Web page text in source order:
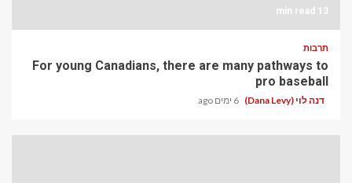
13 min read
תרבות
For young Canadians, there are many pathways to
pro baseball
דנה לוי (Dana Levy) 6 ימים ago